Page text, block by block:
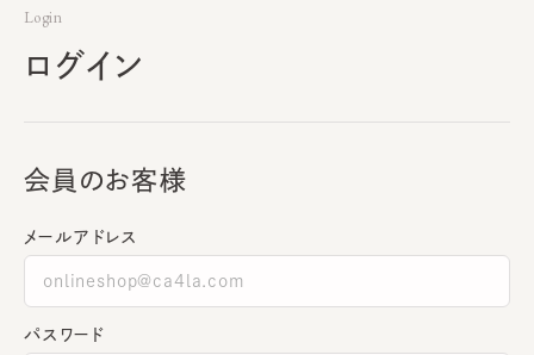
Login
ログイン
会員のお客様
メールアドレス
パスワード